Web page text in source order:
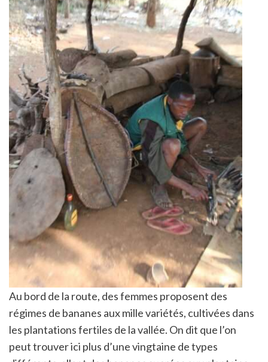
Au bord de la route, des femmes proposent des
régimes de bananes aux mille variétés, cultivées dans
les plantations fertiles de la vallée. On dit que l’on
peut trouver ici plus d’une vingtaine de types